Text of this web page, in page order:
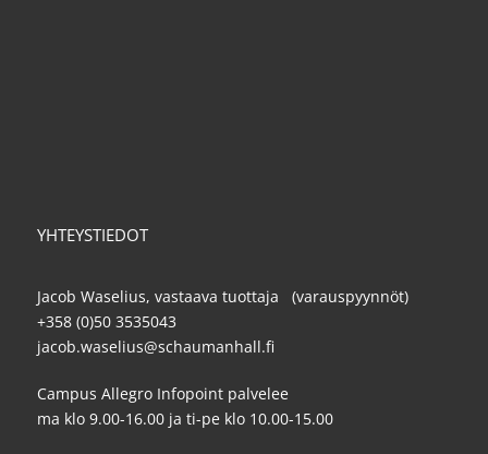
YHTEYSTIEDOT
Jacob Waselius, vastaava tuottaja (varauspyynnöt)
+358 (0)50 3535043
jacob.waselius@schaumanhall.fi
Campus Allegro Infopoint palvelee
ma klo 9.00-16.00 ja ti-pe klo 10.00-15.00